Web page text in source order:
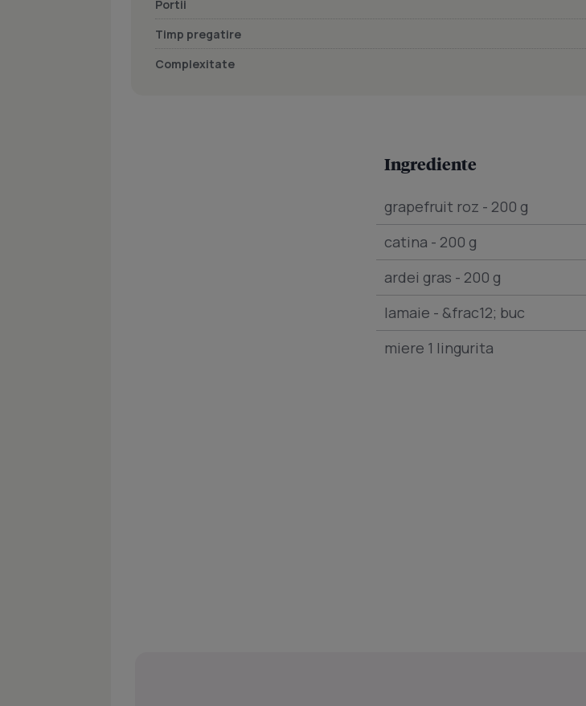
Portii
Timp pregatire
Complexitate
Ingrediente
grapefruit roz - 200 g
catina - 200 g
ardei gras - 200 g
lamaie - &frac12; buc
miere 1 lingurita